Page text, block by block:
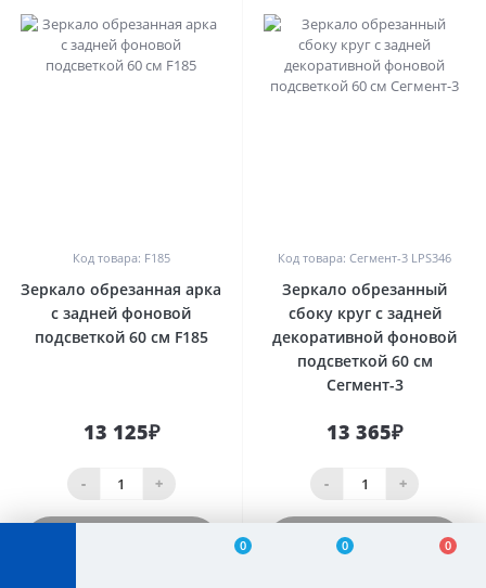
0 0 0
Код товара: F185
Зеркало обрезанная арка
с задней фоновой
подсветкой 60 см F185
13 125₽
- +
Код товара: Сегмент-3 LPS346
Зеркало обрезанный
сбоку круг с задней
декоративной фоновой
подсветкой 60 см
Сегмент-3
13 365₽
- +